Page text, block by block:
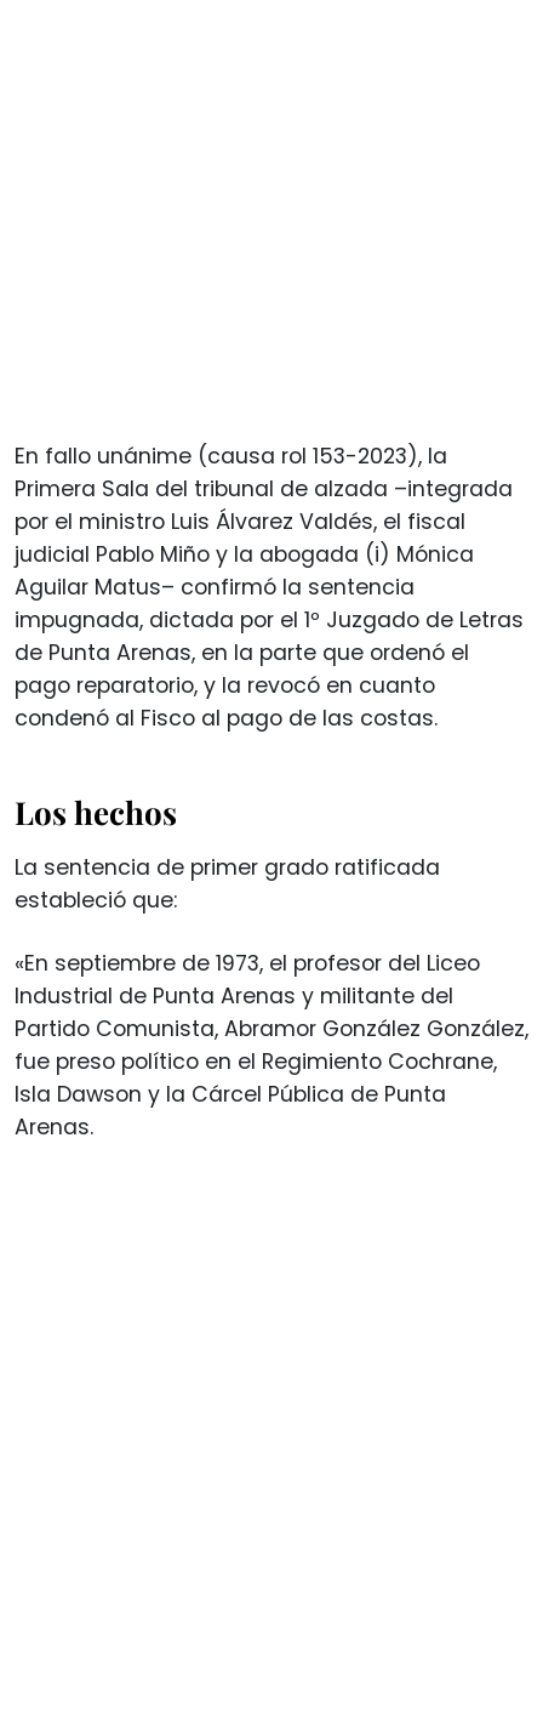
En fallo unánime (causa rol 153-2023), la
Primera Sala del tribunal de alzada –integrada
por el ministro Luis Álvarez Valdés, el fiscal
judicial Pablo Miño y la abogada (i) Mónica
Aguilar Matus– confirmó la sentencia
impugnada, dictada por el 1º Juzgado de Letras
de Punta Arenas, en la parte que ordenó el
pago reparatorio, y la revocó en cuanto
condenó al Fisco al pago de las costas.
Los hechos
La sentencia de primer grado ratificada
estableció que:
«En septiembre de 1973, el profesor del Liceo
Industrial de Punta Arenas y militante del
Partido Comunista, Abramor González González,
fue preso político en el Regimiento Cochrane,
Isla Dawson y la Cárcel Pública de Punta
Arenas.